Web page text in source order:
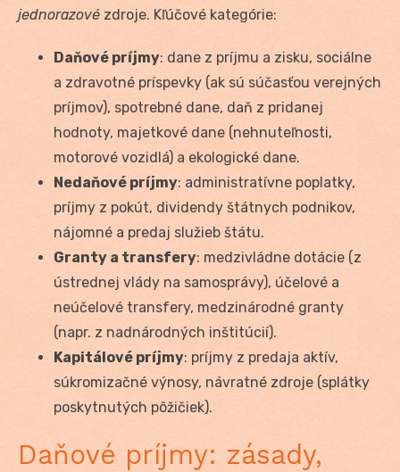
jednorazové zdroje. Kľúčové kategórie:
Daňové príjmy: dane z príjmu a zisku, sociálne
a zdravotné príspevky (ak sú súčasťou verejných
príjmov), spotrebné dane, daň z pridanej
hodnoty, majetkové dane (nehnuteľnosti,
motorové vozidlá) a ekologické dane.
Nedaňové príjmy: administratívne poplatky,
príjmy z pokút, dividendy štátnych podnikov,
nájomné a predaj služieb štátu.
Granty a transfery: medzivládne dotácie (z
ústrednej vlády na samosprávy), účelové a
neúčelové transfery, medzinárodné granty
(napr. z nadnárodných inštitúcií).
Kapitálové príjmy: príjmy z predaja aktív,
súkromizačné výnosy, návratné zdroje (splátky
poskytnutých pôžičiek).
Daňové príjmy: zásady,